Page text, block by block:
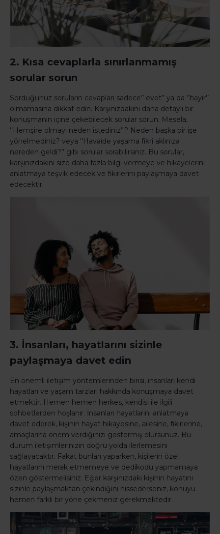
2. Kısa cevaplarla sınırlanmamış
sorular sorun
Sorduğunuz soruların cevapları sadece’’ evet’’ ya da ‘’hayır’’
olmamasına dikkat edin. Karşınızdakini daha detaylı bir
konuşmanın içine çekebilecek sorular sorun. Mesela,
‘’Hemşire olmayı neden istediniz”? Neden başka bir işe
yönelmediniz? veya ‘’Havaide yaşama fikri aklınıza
nereden geldi?’’ gibi sorular sorabilirsiniz. Bu sorular,
karşınızdakini size daha fazla bilgi vermeye ve hikayelerini
anlatmaya teşvik edecek ve fikirlerini paylaşmaya davet
edecektir.
3. İnsanları, hayatlarını sizinle
paylaşmaya davet edin
En önemli iletişim yöntemlerinden birisi, insanları kendi
hayatları ve yaşam tarzları hakkında konuşmaya davet
etmektir. Hemen hemen herkes, kendisi ile ilgili
sohbetlerden hoşlanır. İnsanları hayatlarını anlatmaya
davet ederek, kişinin hayat hikayesine, ailesine, fikirlerine,
amaçlarına önem verdiğinizi göstermiş olursunuz. Bu
durum iletişimlerinizin doğru yolda ilerlemesini
sağlayacaktır. Fakat bunları yaparken, kişilerin özel
hayatlarını merak etmemeye ve dedikodu yapmamaya
özen göstermelisiniz. Eğer karşınızdaki kişinin hayatını
sizinle paylaşmaktan çekindiğini hissederseniz, konuyu
hemen farklı bir yöne çekmeniz gerekmektedir.